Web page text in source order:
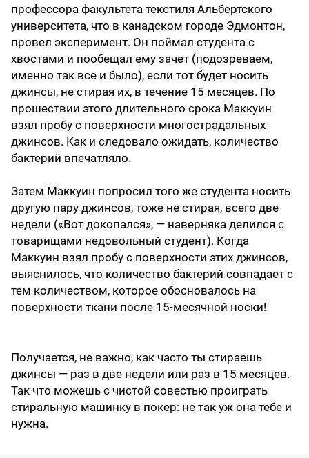
профессора факультета текстиля Альбертского
университета, что в канадском городе Эдмонтон,
провел эксперимент. Он поймал студента с
хвостами и пообещал ему зачет (подозреваем,
именно так все и было), если тот будет носить
джинсы, не стирая их, в течение 15 месяцев. По
прошествии этого длительного срока Маккуин
взял пробу с поверхности многострадальных
джинсов. Как и следовало ожидать, количество
бактерий впечатляло.
Затем Маккуин попросил того же студента носить
другую пару джинсов, тоже не стирая, всего две
недели («Вот докопался», — наверняка делился с
товарищами недовольный студент). Когда
Маккуин взял пробу с поверхности этих джинсов,
выяснилось, что количество бактерий совпадает с
тем количеством, которое обосновалось на
поверхности ткани после 15-месячной носки!
Получается, не важно, как часто ты стираешь
джинсы — раз в две недели или раз в 15 месяцев.
Так что можешь с чистой совестью проиграть
стиральную машинку в покер: не так уж она тебе и
нужна.